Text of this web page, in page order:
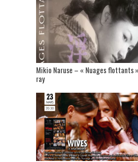
Mikio Naruse – « Nuages flottants
ray